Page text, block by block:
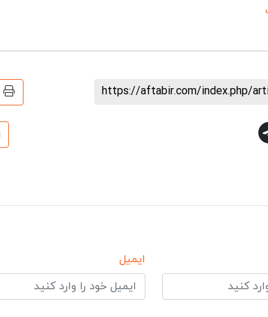
https://aftabir.com/index.php/
ایمیل